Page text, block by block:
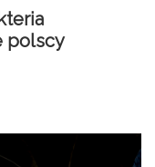
polscy